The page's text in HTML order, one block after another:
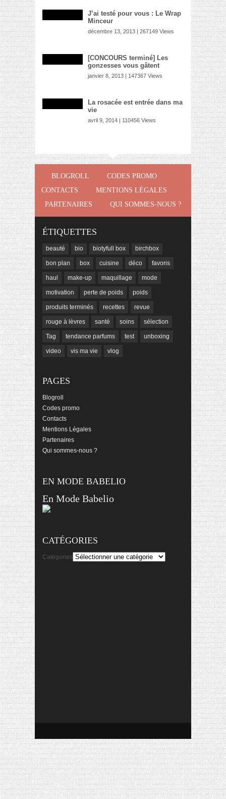
J’ai testé pour vous : Le Wrap
Minceur
décembre 13, 2013 | 267149 Views
[CONCOURS terminé] Les
gonzesses vous gâtent
janvier 8, 2013 | 147367 Views
La rosacée est entrée dans ma
vie
avril 9, 2014 | 110456 Views
BLOGROLL
CODES PROMO
CONTACTS
MENTIONS LÉGALES
PARTENAIRES
QUI SOMMES-NOUS ?
ÉTIQUETTES
beauté bio biotyfull box birchbox
bon plan box cuisine déco favoris
haul make-up maquillage mode
motivation perte de poids poids
produits terminés recettes revue
rouge à lèvres santé soins sélection
Tag tendance parfums test unboxing
video vis ma vie vlog
PAGES
Blogroll
Codes promo
Contacts
Mentions Légales
Partenaires
Qui sommes-nous ?
EN MODE BABELIO
En Mode Babelio
CATÉGORIES
Catégories